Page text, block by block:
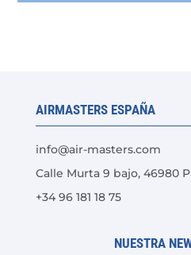
pueden
en
la
página
producto
AIRMASTERS ESPAÑA
info@air-masters.com
Calle Murta 9 bajo, 46980
+34 96 181 18 75
NUESTRA